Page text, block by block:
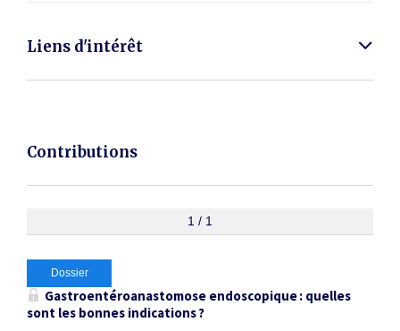
Liens d'intérêt
Contributions
1 / 1
Dossier
Gastroentéroanastomose endoscopique : quelles
sont les bonnes indications ?